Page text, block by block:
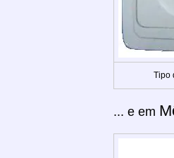
Tipo
... e em